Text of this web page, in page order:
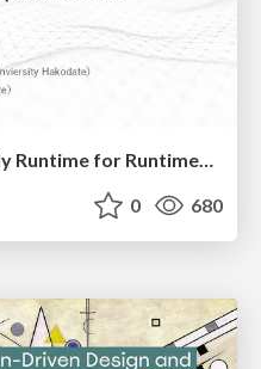
Self-Hosted WebAssembly Runtime for Runtime-Neutral Checkpoint/Restore in Edge–Cloud Continuum
0 680